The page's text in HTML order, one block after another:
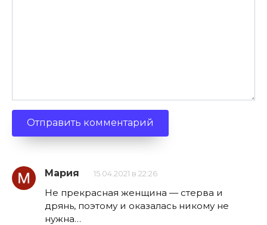
Мария 15.04.2021 в 22:26
Не прекрасная женщина — стерва и
дрянь, поэтому и оказалась никому не
нужна…